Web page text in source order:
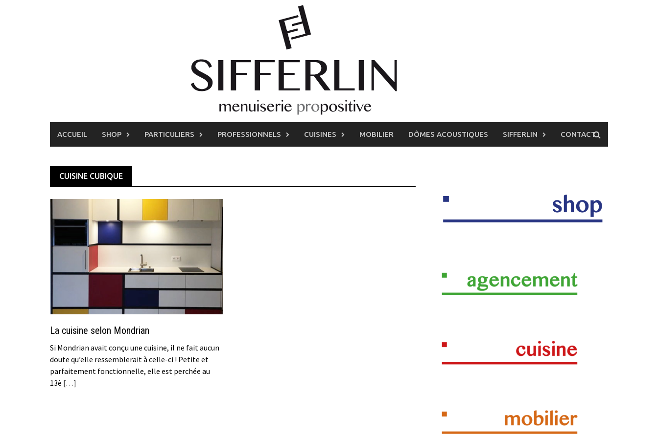
ACCUEIL SHOP PARTICULIERS PROFESSIONNELS CUISINES MOBILIER DÔMES ACOUSTIQUES SIFFERLIN CONTACT
CUISINE CUBIQUE
La cuisine selon Mondrian
Si Mondrian avait conçu une cuisine, il ne fait aucun
doute qu’elle ressemblerait à celle-ci ! Petite et
parfaitement fonctionnelle, elle est perchée au
13è […]